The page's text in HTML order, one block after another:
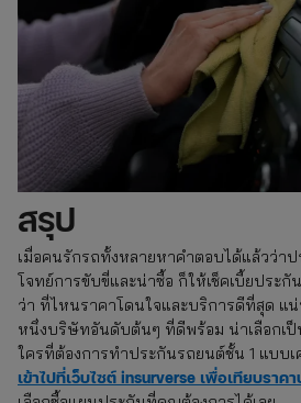
สรุป
เมื่อคนรักรถทั้งหลายหาคำตอบได้แล้วว่า
โจทย์การขับขี่และน่าซื้อ ก็ให้เช็คเบี้ยประ
ว่า ที่ไหนราคาโดนใจและบริการดีที่สุด แ
หนึ่งบริษัทอันดับต้นๆ ที่ดีพร้อม น่าเลือกเป็
ใครที่ต้องการทำประกันรถยนต์ชั้น 1 แบบเ
เข้าไปที่เว็บไซต์ insurverse เพื่อเทียบราค